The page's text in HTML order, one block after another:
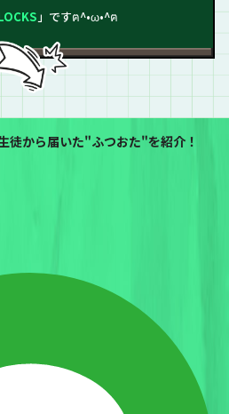
」ですฅ^•ω•^ฅ
徒から届いた"ふつおた"を紹介！